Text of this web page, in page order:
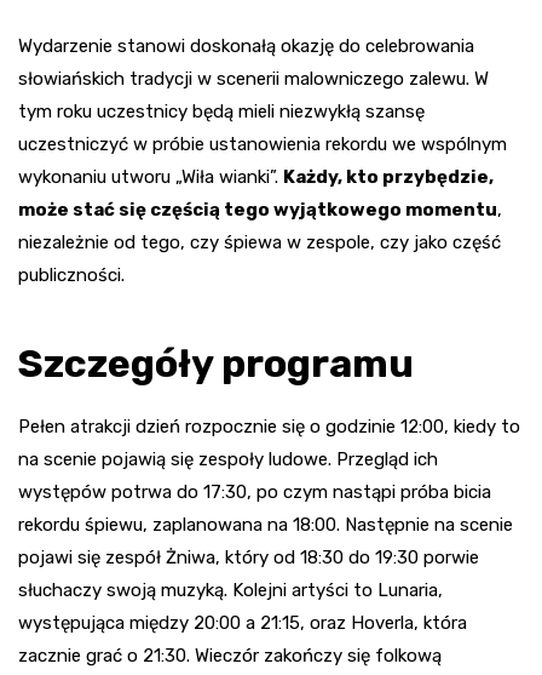
Wydarzenie stanowi doskonałą okazję do celebrowania
słowiańskich tradycji w scenerii malowniczego zalewu. W
tym roku uczestnicy będą mieli niezwykłą szansę
uczestniczyć w próbie ustanowienia rekordu we wspólnym
wykonaniu utworu „Wiła wianki”. Każdy, kto przybędzie,
może stać się częścią tego wyjątkowego momentu,
niezależnie od tego, czy śpiewa w zespole, czy jako część
publiczności.
Szczegóły programu
Pełen atrakcji dzień rozpocznie się o godzinie 12:00, kiedy to
na scenie pojawią się zespoły ludowe. Przegląd ich
występów potrwa do 17:30, po czym nastąpi próba bicia
rekordu śpiewu, zaplanowana na 18:00. Następnie na scenie
pojawi się zespół Żniwa, który od 18:30 do 19:30 porwie
słuchaczy swoją muzyką. Kolejni artyści to Lunaria,
występująca między 20:00 a 21:15, oraz Hoverla, która
zacznie grać o 21:30. Wieczór zakończy się folkową